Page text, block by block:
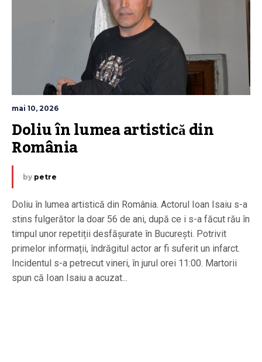
mai 10, 2026
Doliu în lumea artistică din
România
by petre
Doliu în lumea artistică din România. Actorul Ioan Isaiu s-a
stins fulgerător la doar 56 de ani, după ce i s-a făcut rău în
timpul unor repetiții desfășurate în București. Potrivit
primelor informații, îndrăgitul actor ar fi suferit un infarct.
Incidentul s-a petrecut vineri, în jurul orei 11:00. Martorii
spun că Ioan Isaiu a acuzat...